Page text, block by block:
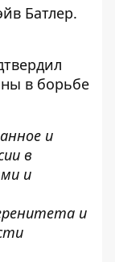
Батлер.
в борьбе
и
в
и
и